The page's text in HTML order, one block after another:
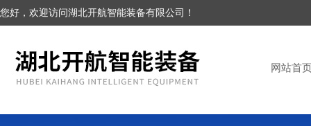
您好，欢迎访问湖北开航智能装备有限公司！
网站首